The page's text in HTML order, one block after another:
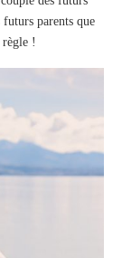
parents que
!